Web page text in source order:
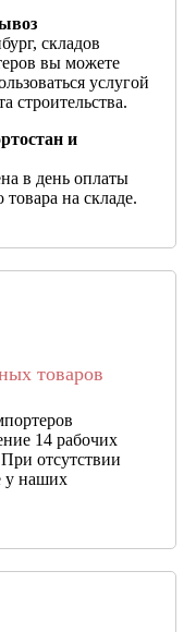
складов
вы можете
услугой
строительства.
и
в день оплаты
на складе.
товаров
14 рабочих
отсутствии
у наших